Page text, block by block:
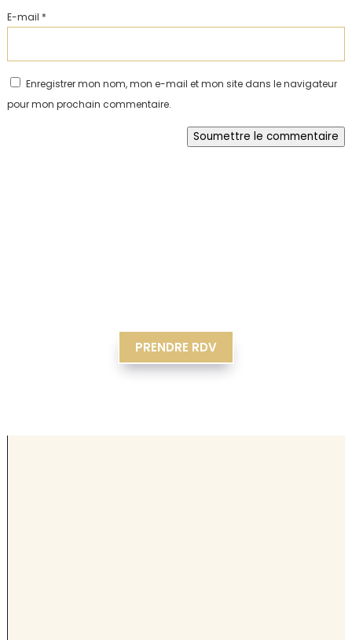
E-mail *
Enregistrer mon nom, mon e-mail et mon site dans le navigateur
pour mon prochain commentaire.
Soumettre le commentaire
PRENDRE RDV